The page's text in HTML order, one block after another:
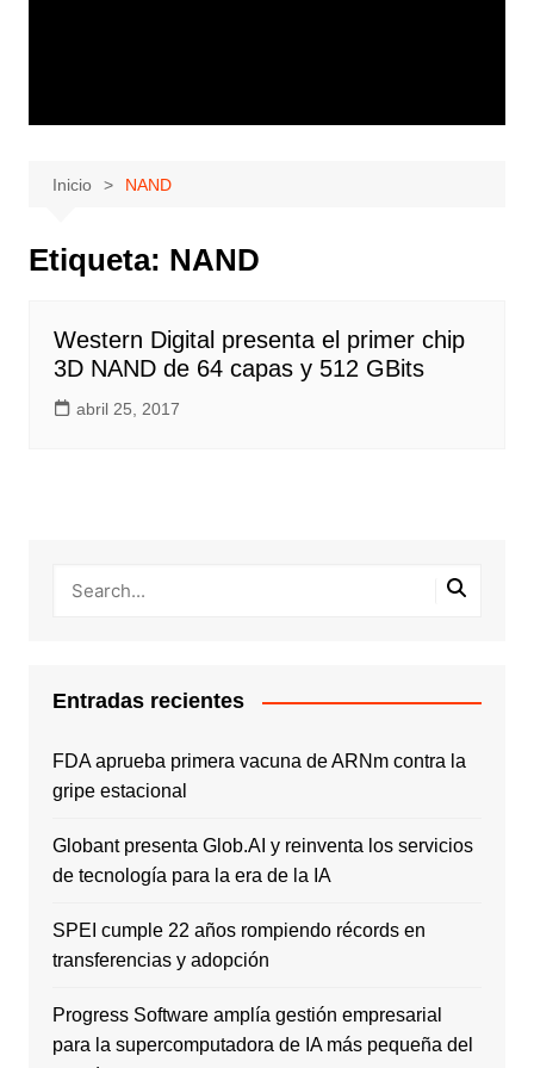
Inicio NAND
Etiqueta: NAND
Western Digital presenta el primer chip
3D NAND de 64 capas y 512 GBits
abril 25, 2017
Entradas recientes
FDA aprueba primera vacuna de ARNm contra la
gripe estacional
Globant presenta Glob.AI y reinventa los servicios
de tecnología para la era de la IA
SPEI cumple 22 años rompiendo récords en
transferencias y adopción
Progress Software amplía gestión empresarial
para la supercomputadora de IA más pequeña del